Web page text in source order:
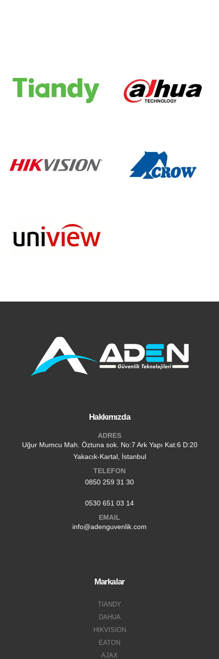
Hakkımızda
ADRES
Uğur Mumcu Mah. Öztuna sok. No:7 Ark Yapı Kat:6 D:20
Yakacık-Kartal, İstanbul
TELEFON
0850 259 31 30
0530 651 03 14
EMAIL
info@adenguvenlik.com
Markalar
TIANDY
DAHUA
HIKVISION
EATON
AJAX